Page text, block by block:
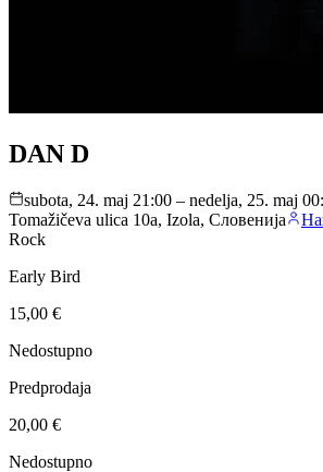
DAN D
subota, 24. maj 21:00 – nedelja, 25. maj
Tomažičeva ulica 10a, Izola, Словенија
Rock
Early Bird
15,00 €
Nedostupno
Predprodaja
20,00 €
Nedostupno